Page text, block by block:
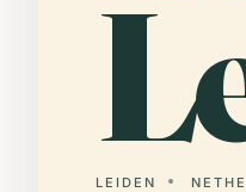
LEIDEN